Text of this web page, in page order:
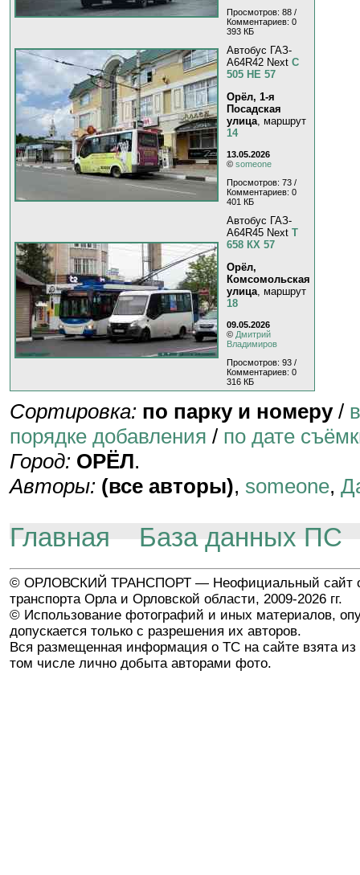
Просмотров: 88 /
Комментариев: 0
393 КБ
Автобус ГАЗ-
A64R42 Next С
505 НЕ 57
Орёл, 1-я
Посадская
улица, маршрут
14
13.05.2026
© someone
Просмотров: 73 /
Комментариев: 0
401 КБ
Автобус ГАЗ-
A64R45 Next Т
658 КХ 57
Орёл,
Комсомольская
улица, маршрут
18
09.05.2026
© Дмитрий
Владимиров
Просмотров: 93 /
Комментариев: 0
316 КБ
Сортировка: по парку и номеру/
порядке добавления / по дате
Город: ОРЁЛ.
Авторы: (все авторы), someone,
Главная База данных ПС
© ОРЛОВСКИЙ ТРАНСПОРТ — Неофициальный сайт
транспорта Орла и Орловской области, 2009-2026 гг.
© Использование фотографий и иных материалов,
допускается только с разрешения их авторов.
Вся размещенная информация о ТС на сайте взята из
том числе лично добыта авторами фото.